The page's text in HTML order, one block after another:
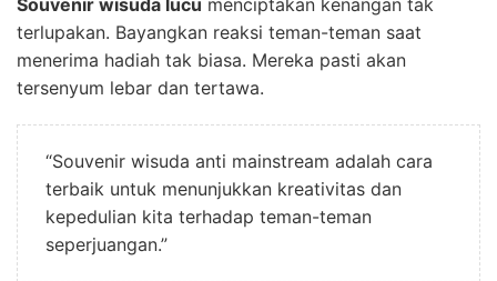
terlupakan. Bayangkan reaksi teman-teman saat
menerima hadiah tak biasa. Mereka pasti akan
tersenyum lebar dan tertawa.
“Souvenir wisuda anti mainstream adalah cara
terbaik untuk menunjukkan kreativitas dan
kepedulian kita terhadap teman-teman
seperjuangan.”